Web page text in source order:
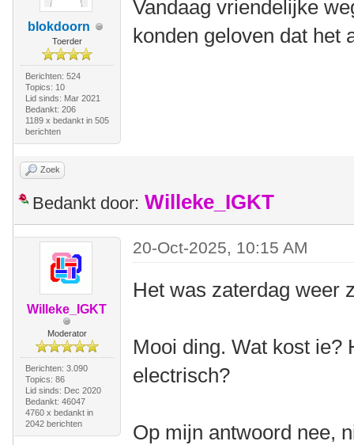
blokdoorn
Toerder
Berichten: 524
Topics: 10
Lid sinds: Mar 2021
Bedankt: 206
1189 x bedankt in 505
berichten
Vandaag vriendelijke
konden geloven dat
Zoek
Bedankt door: Willeke_IGKT
Willeke_IGKT
Moderator
Berichten: 3.090
Topics: 86
Lid sinds: Dec 2020
Bedankt: 46047
4760 x bedankt in
2042 berichten
20-Oct-2025, 10:15 AM
Het was zaterdag weer
Mooi ding. Wat kost ie?
electrisch?
Op mijn antwoord nee,